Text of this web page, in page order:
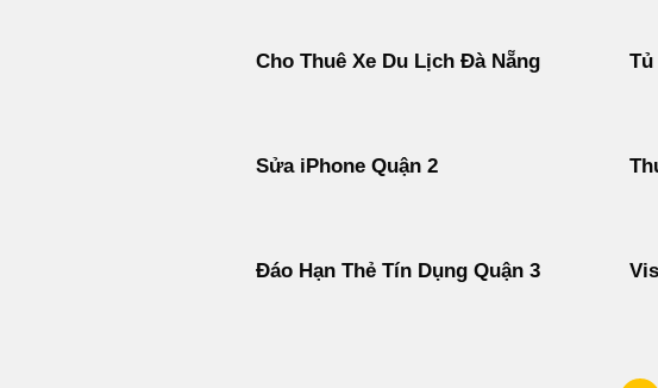
Cho Thuê Xe Du Lịch Đà Nẵng
Sửa iPhone Quận 2
Đáo Hạn Thẻ Tín Dụng Quận 3